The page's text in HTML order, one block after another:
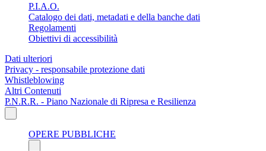
P.I.A.O.
Catalogo dei dati, metadati e della banche dati
Regolamenti
Obiettivi di accessibilità
Dati ulteriori
Privacy - responsabile protezione dati
Whistleblowing
Altri Contenuti
P.N.R.R. - Piano Nazionale di Ripresa e Resilienza
OPERE PUBBLICHE